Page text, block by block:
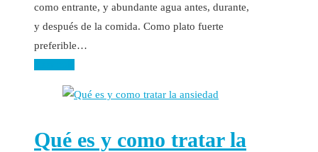
como entrante, y abundante agua antes, durante,
y después de la comida. Como plato fuerte
preferible…
Qué es y como tratar la